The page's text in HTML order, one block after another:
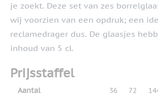
je zoekt. Deze set van zes
wij voorzien van een opdruk; een
reclamedrager dus. De glaasjes
inhoud van 5 cl.
Prijsstaffel
Aantal 36 72